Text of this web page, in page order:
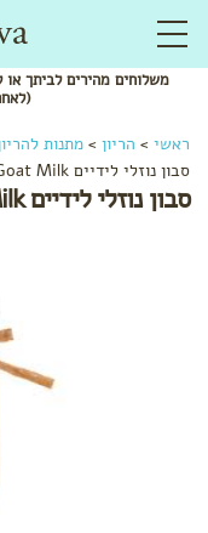
משלוחיםמהיריםלביתך
ראשי > הריון > מתנות
סבון נוזלי לידיים Honey Apricot Goat Milk
סבון נוזלי לידיים Honey Apricot Goat Milk